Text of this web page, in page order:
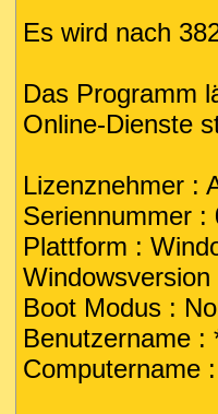
Es wird nach
Das Programm
Online-Dienste
Lizenznehmer :
Seriennummer :
Plattform :
Boot Modus :
Benutzername :
Computername